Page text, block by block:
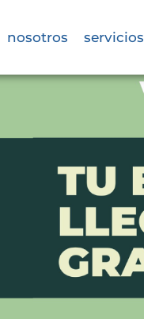
nosotros servicios